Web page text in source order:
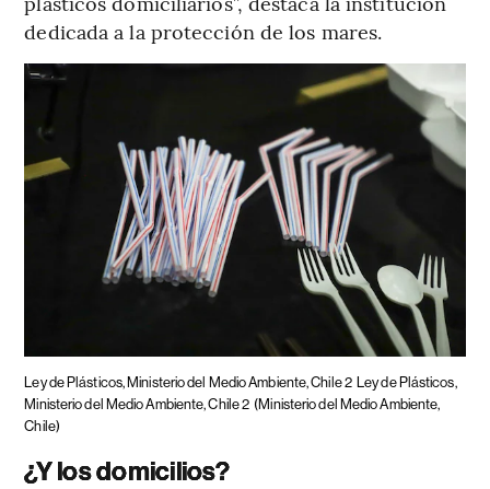
dedicada a la protección de los mares.
Ley de Plásticos, Ministerio del Medio Ambiente, Chile 2 Ley de Plásticos,
Ministerio del Medio Ambiente, Chile 2 (Ministerio del Medio Ambiente,
Chile)
¿Y los domicilios?